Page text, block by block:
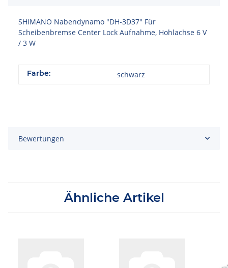
SHIMANO Nabendynamo "DH-3D37" Für
Scheibenbremse Center Lock Aufnahme, Hohlachse 6 V
/ 3 W
Farbe: schwarz
Bewertungen
Ähnliche Artikel